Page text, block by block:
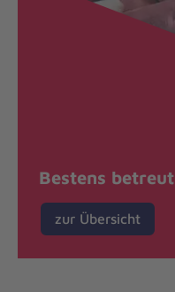
Bestens betreut
zur Übersicht